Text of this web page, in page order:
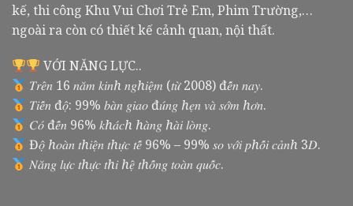
kế, thi công Khu Vui Chơi Trẻ Em, Phim Trường,…
ngoài ra còn có thiết kế cảnh quan, nội thất.
VỚI NĂNG LỰC..
𝑇𝑟𝑒̂𝑛 16 𝑛𝑎̆𝑚 𝑘𝑖𝑛ℎ 𝑛𝑔ℎ𝑖𝑒̣̂𝑚 (𝑡𝑢̛̀ 2008) đ𝑒̂́𝑛 𝑛𝑎𝑦.
𝑇𝑖𝑒̂́𝑛 đ𝑜̣̂: 99% 𝑏𝑎̀𝑛 𝑔𝑖𝑎𝑜 đ𝑢́𝑛𝑔 ℎ𝑒̣𝑛 𝑣𝑎̀ 𝑠𝑜̛́𝑚 ℎ𝑜̛𝑛.
𝐶𝑜́ đ𝑒̂́𝑛 96% 𝑘ℎ𝑎́𝑐ℎ ℎ𝑎̀𝑛𝑔 ℎ𝑎̀𝑖 𝑙𝑜̀𝑛𝑔.
Đ𝑜̣̂ ℎ𝑜𝑎̀𝑛 𝑡ℎ𝑖𝑒̣̂𝑛 𝑡ℎ𝑢̛̣𝑐 𝑡𝑒̂́ 96% – 99% 𝑠𝑜 𝑣𝑜̛́𝑖 𝑝ℎ𝑜̂́𝑖 𝑐𝑎̉𝑛ℎ 3𝐷.
𝑁𝑎̆𝑛𝑔 𝑙𝑢̛̣𝑐 𝑡ℎ𝑢̛̣𝑐 𝑡ℎ𝑖 ℎ𝑒̣̂ 𝑡ℎ𝑜̂́𝑛𝑔 𝑡𝑜𝑎̀𝑛 𝑞𝑢𝑜̂́𝑐.